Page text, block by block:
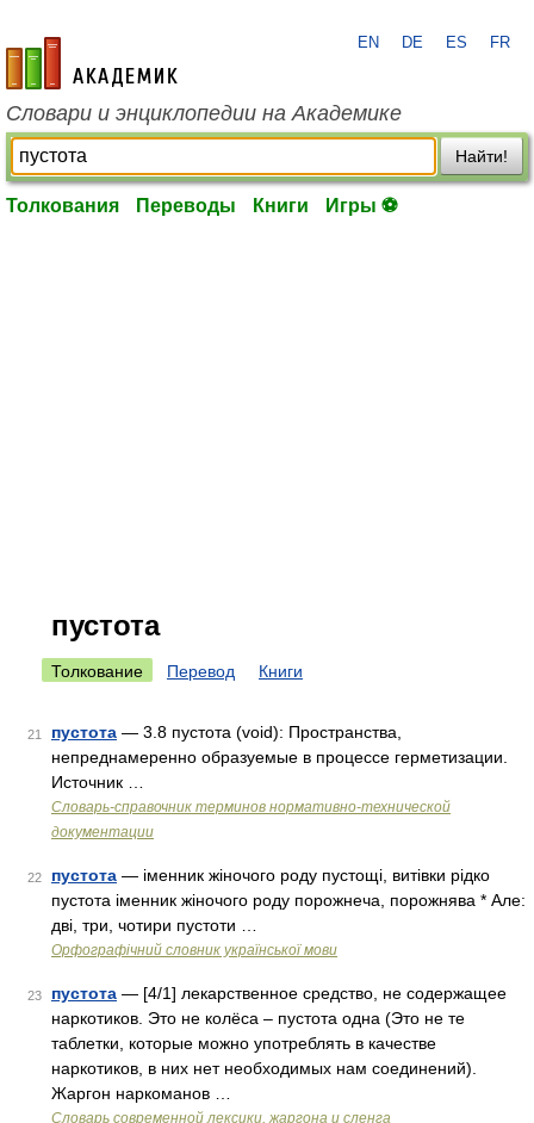
academic.ru
EN DE ES FR
Словари и энциклопедии на Академике
Найти!
Толкования Переводы Книги Игры ⚽
пустота
Толкование Перевод Книги
21 пустота — 3.8 пустота (void): Пространства,
непреднамеренно образуемые в процессе герметизации.
Источник …
Словарь-справочник терминов нормативно-технической
документации
22 пустота — іменник жіночого роду пустощі, витівки рідко
пустота іменник жіночого роду порожнеча, порожнява * Але:
дві, три, чотири пустоти …
Орфографічний словник української мови
23 пустота — [4/1] лекарственное средство, не содержащее
наркотиков. Это не колёса – пустота одна (Это не те
таблетки, которые можно употреблять в качестве
наркотиков, в них нет необходимых нам соединений).
Жаргон наркоманов …
Cловарь современной лексики, жаргона и сленга